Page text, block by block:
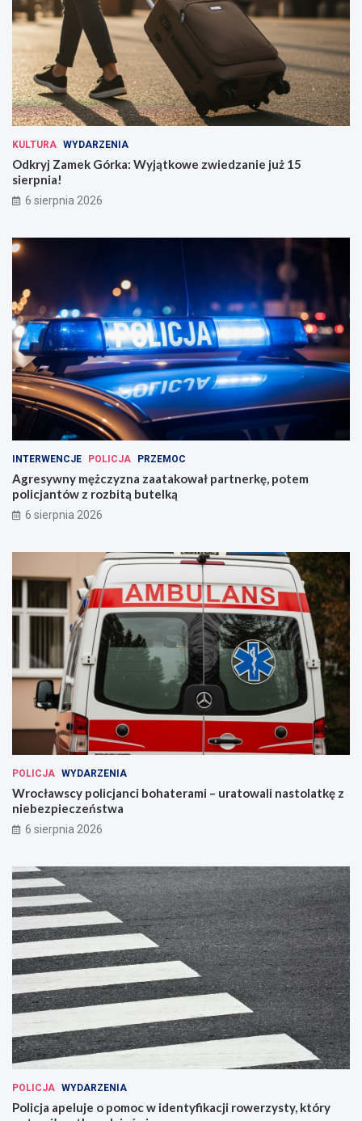
KULTURA WYDARZENIA
Odkryj Zamek Górka: Wyjątkowe zwiedzanie już 15
sierpnia!
6 sierpnia 2026
INTERWENCJE POLICJA PRZEMOC
Agresywny mężczyzna zaatakował partnerkę, potem
policjantów z rozbitą butelką
6 sierpnia 2026
POLICJA WYDARZENIA
Wrocławscy policjanci bohaterami – uratowali nastolatkę z
niebezpieczeństwa
6 sierpnia 2026
POLICJA WYDARZENIA
Policja apeluje o pomoc w identyfikacji rowerzysty, który